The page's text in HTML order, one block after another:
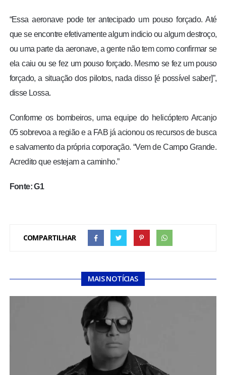
“Essa aeronave pode ter antecipado um pouso forçado. Até
que se encontre efetivamente algum indicio ou algum destroço,
ou uma parte da aeronave, a gente não tem como confirmar se
ela caiu ou se fez um pouso forçado. Mesmo se fez um pouso
forçado, a situação dos pilotos, nada disso [é possível saber]”,
disse Lossa.
Conforme os bombeiros, uma equipe do helicóptero Arcanjo
05 sobrevoa a região e a FAB já acionou os recursos de busca
e salvamento da própria corporação. “Vem de Campo Grande.
Acredito que estejam a caminho.”
Fonte: G1
COMPARTILHAR
MAIS NOTÍCIAS